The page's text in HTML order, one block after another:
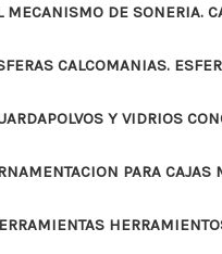
MECANISMO DE SONERIA.
CALCOMANIAS.
Y VIDRIOS
PARA CAJAS